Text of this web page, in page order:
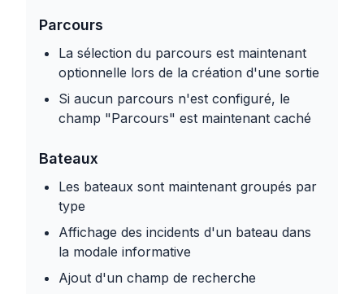
Parcours
La sélection du parcours est maintenant
optionnelle lors de la création d'une sortie
Si aucun parcours n'est configuré, le
champ "Parcours" est maintenant caché
Bateaux
Les bateaux sont maintenant groupés par
type
Affichage des incidents d'un bateau dans
la modale informative
Ajout d'un champ de recherche